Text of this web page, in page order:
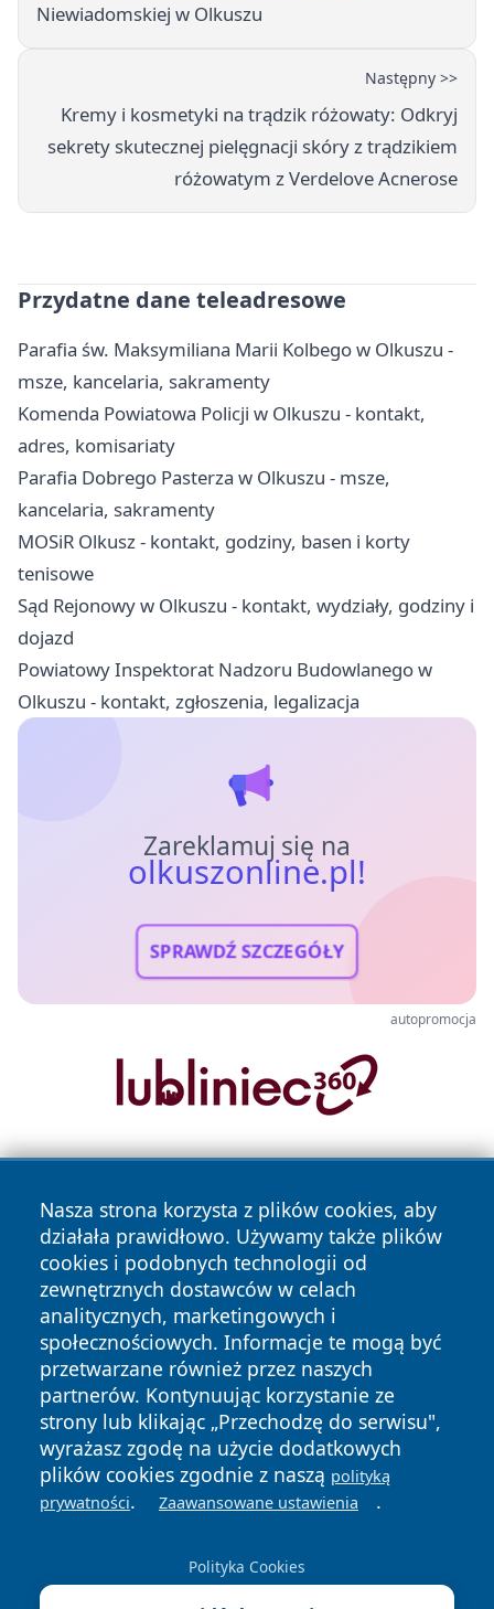
Niewiadomskiej w Olkuszu
Następny >>
Kremy i kosmetyki na trądzik różowaty: Odkryj
sekrety skutecznej pielęgnacji skóry z trądzikiem
różowatym z Verdelove Acnerose
Przydatne dane teleadresowe
Parafia św. Maksymiliana Marii Kolbego w Olkuszu -
msze, kancelaria, sakramenty
Komenda Powiatowa Policji w Olkuszu - kontakt,
adres, komisariaty
Parafia Dobrego Pasterza w Olkuszu - msze,
kancelaria, sakramenty
MOSiR Olkusz - kontakt, godziny, basen i korty
tenisowe
Sąd Rejonowy w Olkuszu - kontakt, wydziały, godziny i
dojazd
Powiatowy Inspektorat Nadzoru Budowlanego w
Olkuszu - kontakt, zgłoszenia, legalizacja
Zareklamuj się na
olkuszonline.pl!
SPRAWDŹ SZCZEGÓŁY
autopromocja
Nasza strona korzysta z plików cookies, aby
działała prawidłowo. Używamy także plików
cookies i podobnych technologii od
zewnętrznych dostawców w celach
analitycznych, marketingowych i
społecznościowych. Informacje te mogą być
przetwarzane również przez naszych
partnerów. Kontynuując korzystanie ze
strony lub klikając „Przechodzę do serwisu",
wyrażasz zgodę na użycie dodatkowych
plików cookies zgodnie z naszą polityką
prywatności. Zaawansowane ustawienia .
Polityka Cookies
Copyright © 2026 olkuszonline.pl Wszystkie prawa
zastrzeżone.
News Autorzy
Polityka
Prywatności
Polityka
Cookies